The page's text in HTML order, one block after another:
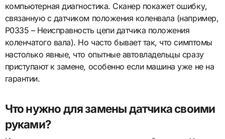
компьютерная диагностика. Сканер покажет ошибку,
связанную с датчиком положения коленвала (например,
P0335 – Неисправность цепи датчика положения
коленчатого вала). Но часто бывает так, что симптомы
настолько явные, что опытные автовладельцы сразу
приступают к замене, особенно если машина уже не на
гарантии.
Что нужно для замены датчика своими
руками?